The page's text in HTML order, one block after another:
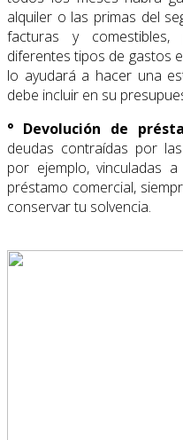
alquiler o las primas del
facturas y comestibles,
diferentes tipos de gastos
lo ayudará a hacer una
debe incluir en su
° Devolución de
deudas contraídas por
por ejemplo, vinculadas
préstamo comercial,
conservar tu solvencia.